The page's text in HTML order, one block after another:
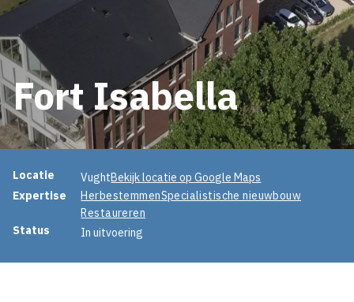
Fort Isabella
Projectinformatie
Locatie VughtBekijk locatie op Google Maps
Expertise
HerbestemmenSpecialistische nieuwbouw
Restaureren
Status
In uitvoering